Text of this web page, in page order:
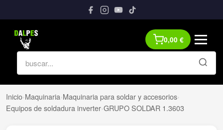
0,00 €
Inicio›Maquinaria›Maquinaria para soldar y accesorios›
Equipos de soldadura inverter›GRUPO SOLDAR 1.3603